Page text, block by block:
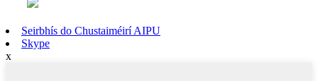
Seirbhís do Chustaiméirí AIPU
Skype
x